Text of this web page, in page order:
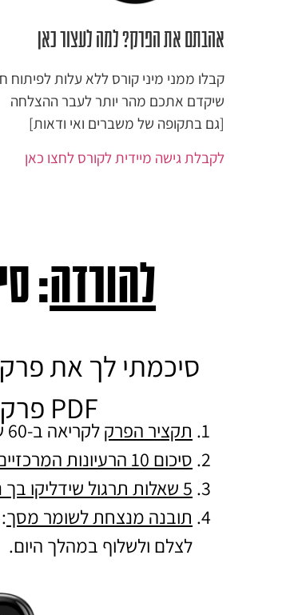
אהבתם את הפרק? למה לעצור כאן
קבלו ממני מיני קורס ללא עלות לפיתוח
שיקדם אתכם מהר יותר לעבר ההצלחה
[גם בתקופה של משברים ואי ודאות]​
לקבלת גישה מיידית לקורס לחצו כאן
להורדה:
סיכמתי לך את
PDF פרקטי מסודר להורדה הכולל:
תקציר הפרקלקריאה ב-60 שניות.
סיכום 10 הרעיונות המרכזיים בפרק.
5 שאלות תרגול שידליקו בך ניצוץ
תובנה מנצחת לשומר מסך
לצלם ולשלוף במהלך היום.